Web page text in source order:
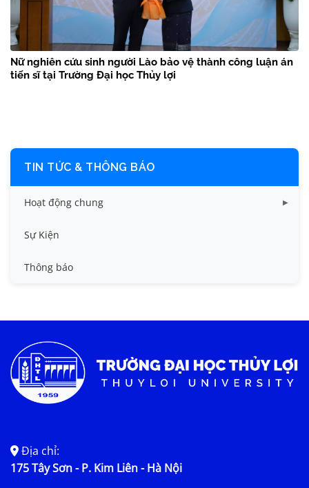
Nữ nghiên cứu sinh người Lào bảo vệ thành công luận án
tiến sĩ tại Trường Đại học Thủy lợi
TIN TỨC & THÔNG BÁO
Hoạt động chung
Tin công tác sinh viên
Tin đào tạo
Tin tức chung
Sự Kiện
Thông báo
Địa chỉ:
175 Tây Sơn - P. Kim Liên - Hà Nội